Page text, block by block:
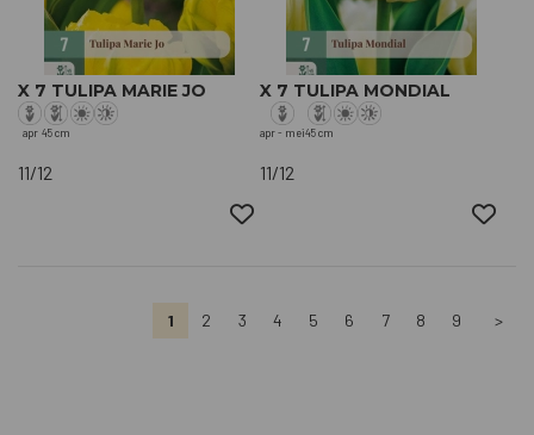
X 7 TULIPA MARIE JO
apr 45 cm
11/12
X 7 TULIPA MONDIAL
apr - mei45 cm
11/12
1 2 3 4 5 6 7 8 9 >